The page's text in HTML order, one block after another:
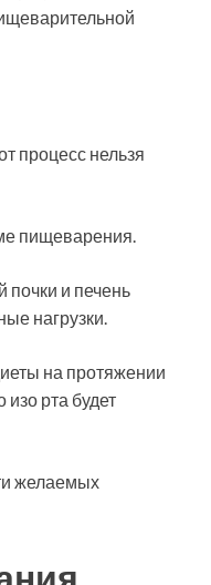
процесс нельзя
пищеварения.
почки и печень
нагрузки.
на протяжении
изо рта будет
желаемых